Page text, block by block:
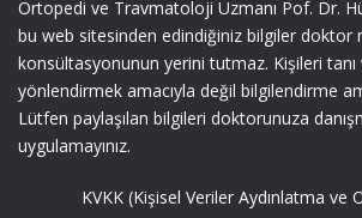
Ortopedi ve Travmatoloji Uzmanı Pof. Dr.
bu web sitesinden edindiğiniz bilgiler doktor
konsültasyonunun yerini tutmaz. Kişileri tanı
yönlendirmek amacıyla değil bilgilendirme
Lütfen paylaşılan bilgileri doktorunuza
uygulamayınız.
KVKK (Kişisel Veriler Aydınlatma ve